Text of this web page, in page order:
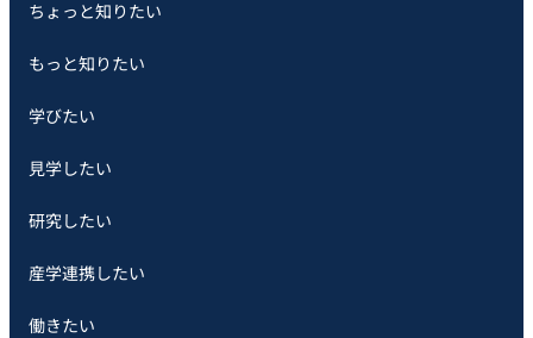
ちょっと知りたい
もっと知りたい
学びたい
見学したい
研究したい
産学連携したい
働きたい